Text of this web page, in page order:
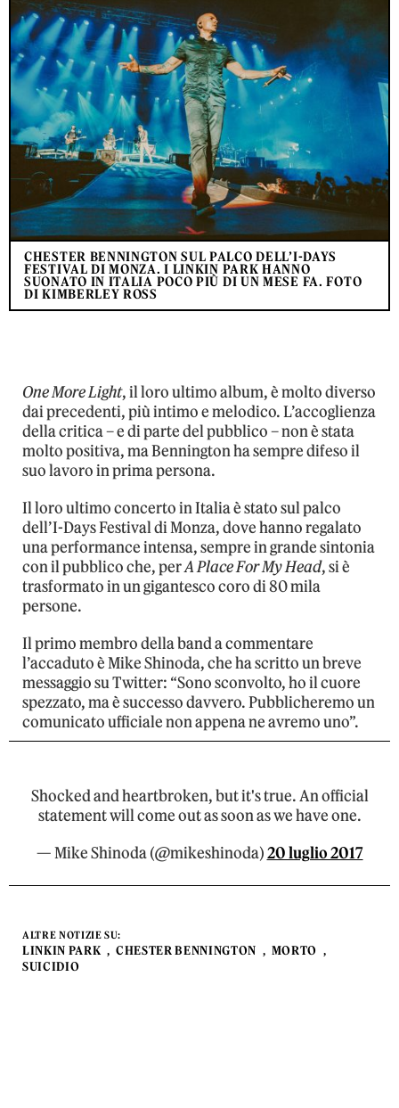
CHESTER BENNINGTON SUL PALCO DELL’I-DAYS
FESTIVAL DI MONZA. I LINKIN PARK HANNO
SUONATO IN ITALIA POCO PIÙ DI UN MESE FA. FOTO
DI KIMBERLEY ROSS
One More Light, il loro ultimo album, è molto diverso
dai precedenti, più intimo e melodico. L’accoglienza
della critica – e di parte del pubblico – non è stata
molto positiva, ma Bennington ha sempre difeso il
suo lavoro in prima persona.
Il loro ultimo concerto in Italia è stato sul palco
dell’I-Days Festival di Monza, dove hanno regalato
una performance intensa, sempre in grande sintonia
con il pubblico che, perA Place For My Head, si è
trasformato in un gigantesco coro di 80 mila
persone.
Il primo membro della band a commentare
l’accaduto è Mike Shinoda, che ha scritto un breve
messaggio su Twitter: “Sono sconvolto, ho il cuore
spezzato, ma è successo davvero. Pubblicheremo un
comunicato ufficiale non appena ne avremo uno”.
Shocked and heartbroken, but it's true. An official
statement will come out as soon as we have one.
— Mike Shinoda (@mikeshinoda)20 luglio 2017
ALTRE NOTIZIE SU:
LINKIN PARK CHESTER BENNINGTON
MORTO
SUICIDIO